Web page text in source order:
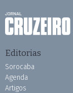
Editorias
Sorocaba
Agenda
Artigos